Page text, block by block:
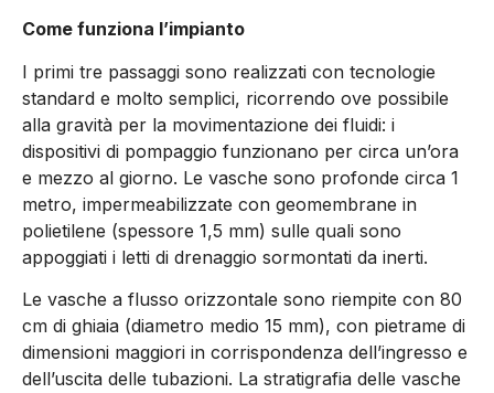
Come funziona l’impianto
I primi tre passaggi sono realizzati con tecnologie
standard e molto semplici, ricorrendo ove possibile
alla gravità per la movimentazione dei fluidi: i
dispositivi di pompaggio funzionano per circa un’ora
e mezzo al giorno. Le vasche sono profonde circa 1
metro, impermeabilizzate con geomembrane in
polietilene (spessore 1,5 mm) sulle quali sono
appoggiati i letti di drenaggio sormontati da inerti.
Le vasche a flusso orizzontale sono riempite con 80
cm di ghiaia (diametro medio 15 mm), con pietrame di
dimensioni maggiori in corrispondenza dell’ingresso e
dell’uscita delle tubazioni. La stratigrafia delle vasche